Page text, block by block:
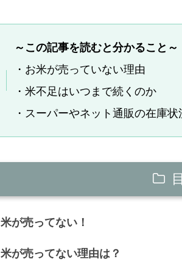
～この記事を読むと分かること～
・お米が売っていない理由
・米不足はいつまで続くのか
・スーパーやネット通販の在庫状
米が売ってない！
米が売ってない理由は？